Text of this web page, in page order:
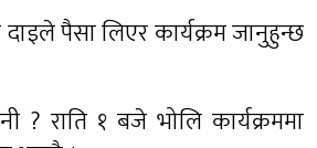
दाइले पैसा लिएर कार्यक्रम जानुहुन्छ
? राति १ बजे भोलि कार्यक्रममा